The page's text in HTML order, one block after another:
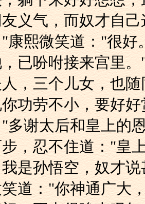
义气，而奴才自
康熙微笑道："很好
已吩咐接来宫里
，三个儿女，也
功劳不小，要好
多谢太后和皇上的
，忍不住道："皇
是孙悟空，奴才
道："你神通广大